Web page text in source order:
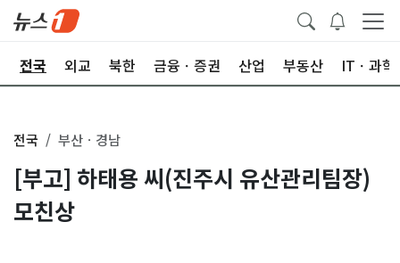
전국 외교 북한 금융ㆍ증권 산업 부동산 ITㆍ과학
전국 부산ㆍ경남
[부고] 하태용 씨(진주시 유산관리팀장)
모친상